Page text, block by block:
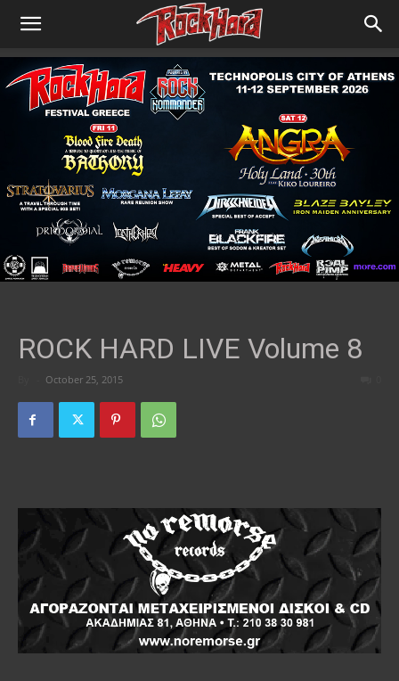
ROCK HARD LIVE Volume 8
October 25, 2015